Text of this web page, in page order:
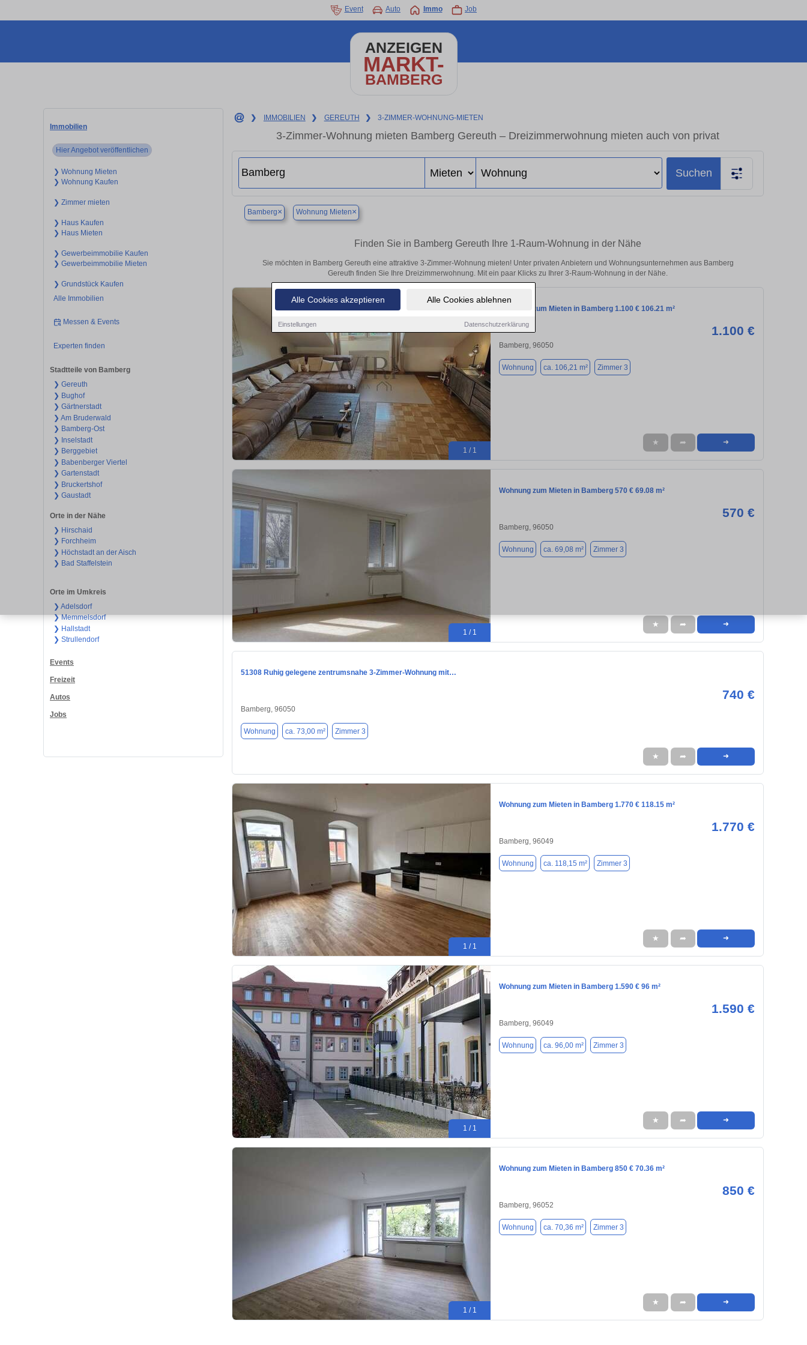
Alle Cookies akzeptieren Alle Cookies ablehnen
Einstellungen Datenschutzerklärung
Event Auto Immo Job
ANZEIGEN
MARKT-
BAMBERG
Immobilien
Hier Angebot veröffentlichen
❯ Wohnung Mieten
❯ Wohnung Kaufen
❯ Zimmer mieten
❯ Haus Kaufen
❯ Haus Mieten
❯ Gewerbeimmobilie Kaufen
❯ Gewerbeimmobilie Mieten
❯ Grundstück Kaufen
Alle Immobilien
Messen & Events
Experten finden
Stadtteile von Bamberg
❯ Gereuth
❯ Bughof
❯ Gärtnerstadt
❯ Am Bruderwald
❯ Bamberg-Ost
❯ Inselstadt
❯ Berggebiet
❯ Babenberger Viertel
❯ Gartenstadt
❯ Bruckertshof
❯ Gaustadt
Orte in der Nähe
❯ Hirschaid
❯ Forchheim
❯ Höchstadt an der Aisch
❯ Bad Staffelstein
Orte im Umkreis
❯ Adelsdorf
❯ Memmelsdorf
❯ Hallstadt
❯ Strullendorf
Events
Freizeit
Autos
Jobs
❯ IMMOBILIEN ❯ GEREUTH ❯ 3-ZIMMER-WOHNUNG-MIETEN
3-Zimmer-Wohnung mieten Bamberg Gereuth – Dreizimmerwohnung mieten auch von privat
Suchen
Bamberg× Wohnung Mieten×
Finden Sie in Bamberg Gereuth Ihre 1-Raum-Wohnung in der Nähe
Sie möchten in Bamberg Gereuth eine attraktive 3-Zimmer-Wohnung mieten! Unter privaten Anbietern und Wohnungsunternehmen aus Bamberg
Gereuth finden Sie Ihre Dreizimmerwohnung. Mit ein paar Klicks zu Ihrer 3-Raum-Wohnung in der Nähe.
1 / 1
Wohnung zum Mieten in Bamberg 1.100 € 106.21 m²
1.100 €
Bamberg, 96050
Wohnung ca. 106,21 m² Zimmer 3
★ ➦ ➜
1 / 1
Wohnung zum Mieten in Bamberg 570 € 69.08 m²
570 €
Bamberg, 96050
Wohnung ca. 69,08 m² Zimmer 3
★ ➦ ➜
51308 Ruhig gelegene zentrumsnahe 3-Zimmer-Wohnung mit…
740 €
Bamberg, 96050
Wohnung ca. 73,00 m² Zimmer 3
★ ➦ ➜
1 / 1
Wohnung zum Mieten in Bamberg 1.770 € 118.15 m²
1.770 €
Bamberg, 96049
Wohnung ca. 118,15 m² Zimmer 3
★ ➦ ➜
1 / 1
Wohnung zum Mieten in Bamberg 1.590 € 96 m²
1.590 €
Bamberg, 96049
Wohnung ca. 96,00 m² Zimmer 3
★ ➦ ➜
1 / 1
Wohnung zum Mieten in Bamberg 850 € 70.36 m²
850 €
Bamberg, 96052
Wohnung ca. 70,36 m² Zimmer 3
★ ➦ ➜